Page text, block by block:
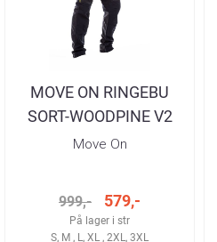
MOVE ON RINGEBU
SORT-WOODPINE V2
TURBUKSE HERRE
Move On
999,- 579,-
På lager i str
S, M , L, XL , 2XL, 3XL